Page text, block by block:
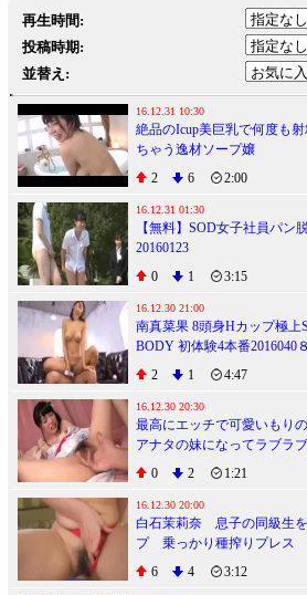
再生時間:
投稿時期:
並替え:
16.12.31 10:30
絶品のIcup美巨乳で何度も
ちゃう逸材ソープ嬢
2
6 2:00
16.12.31 01:30
【無料】SOD女子社員パン
20160123
0
1 3:15
16.12.30 21:00
南真菜果 8頭身Hカップ極上
BODY 初体験4本番2016040８
2
1 4:47
16.12.30 20:30
最高にエッチで可愛いもり
アナタの妹になってラブラ
姦生活
0 2 1:21
16.12.30 20:00
白石茉莉奈 息子の同級生
プ 乗っかり種搾りプレス
6
4 3:12